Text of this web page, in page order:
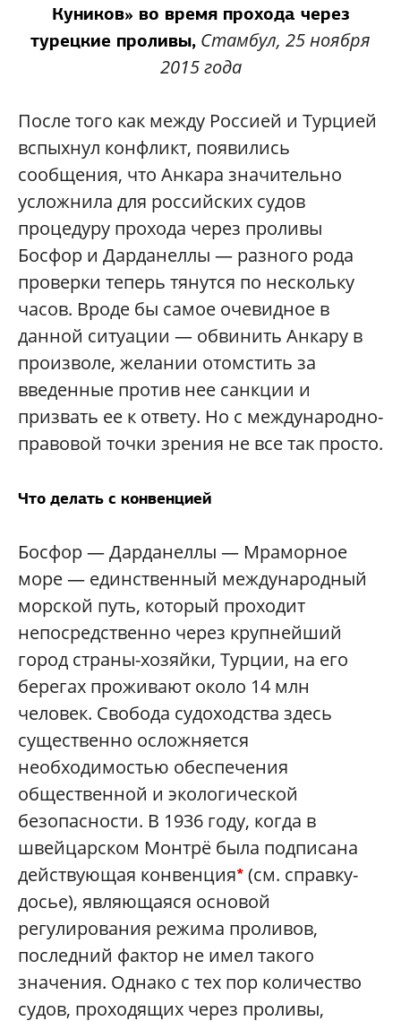
Куников» во время прохода через
турецкие проливы, Стамбул, 25 ноября
2015 года
После того как между Россией и Турцией
вспыхнул конфликт, появились
сообщения, что Анкара значительно
усложнила для российских судов
процедуру прохода через проливы
Босфор и Дарданеллы — разного рода
проверки теперь тянутся по нескольку
часов. Вроде бы самое очевидное в
данной ситуации — обвинить Анкару в
произволе, желании отомстить за
введенные против нее санкции и
призвать ее к ответу. Но с международно-
правовой точки зрения не все так просто.
Что делать с конвенцией
Босфор — Дарданеллы — Мраморное
море — единственный международный
морской путь, который проходит
непосредственно через крупнейший
город страны-хозяйки, Турции, на его
берегах проживают около 14 млн
человек. Свобода судоходства здесь
существенно осложняется
необходимостью обеспечения
общественной и экологической
безопасности. В 1936 году, когда в
швейцарском Монтрё была подписана
действующая конвенция*(см. справку-
досье), являющаяся основой
регулирования режима проливов,
последний фактор не имел такого
значения. Однако с тех пор количество
судов, проходящих через проливы,